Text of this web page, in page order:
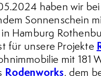
haben wir bei
Sonnenschein
Hamburg
für unsere Projekte
mit 181
Rodenworks, dem